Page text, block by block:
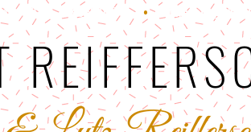
+49 (0) 228 95380-71 •E-Mail: